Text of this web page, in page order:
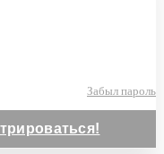
Забыл пароль